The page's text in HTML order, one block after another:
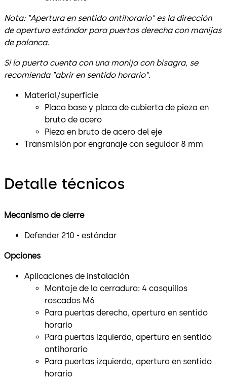
Nota: "Apertura en sentido antihorario" es la dirección
de apertura estándar para puertas derecha con manijas
de palanca.
Si la puerta cuenta con una manija con bisagra, se
recomienda "abrir en sentido horario".
Material/superficie
Placa base y placa de cubierta de pieza en
bruto de acero
Pieza en bruto de acero del eje
Transmisión por engranaje con seguidor 8 mm
Detalle técnicos
Mecanismo de cierre
Defender 210 - estándar
Opciones
Aplicaciones de instalación
Montaje de la cerradura: 4 casquillos
roscados M6
Para puertas derecha, apertura en sentido
horario
Para puertas izquierda, apertura en sentido
antihorario
Para puertas izquierda, apertura en sentido
horario